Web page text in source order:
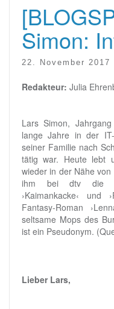
Simon:
22. November 2017
Redakteur: Julia
Lars Simon,
lange Jahre in der
seiner Familie nach
tätig war. Heute lebt
wieder in der Nähe
ihm bei dtv die
›Kaimankacke‹ und
Fantasy-Roman
seltsame Mops des
ist ein Pseudonym.
Lieber Lars,